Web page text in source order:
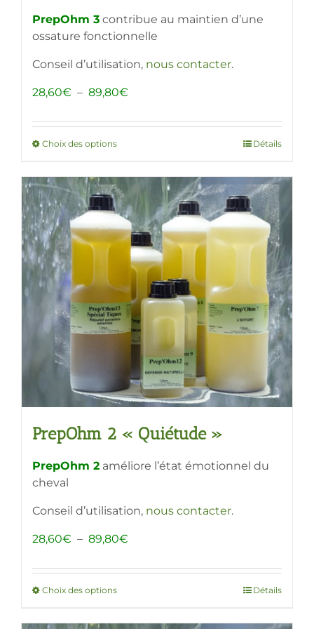
PrepOhm 3 contribue au maintien d’une
ossature fonctionnelle
Conseil d’utilisation, nous contacter.
28,60€ – 89,80€
prix :
89,80€
Choix des optionsCe
a
plusieurs
variations.
Les
options
peuvent
être
choisies
sur
la
page
produit
Détails
PrepOhm 2 « Quiétude »
PrepOhm 2 améliore l’état émotionnel du
cheval
Conseil d’utilisation, nous contacter.
28,60€ – 89,80€
prix :
89,80€
Choix des optionsCe
a
Détails